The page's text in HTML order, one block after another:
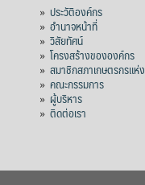
»ประวัติองค์กร
»อำนาจหน้าที่
»วิสัยทัศน์
»โครงสร้างขององค์กร
»สมาชิกสภาเกษตรกรแห่
»คณะกรรมการ
» ผู้บริหาร
»ติดต่อเรา